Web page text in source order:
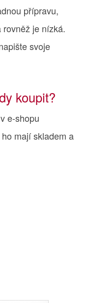
přípravu,
rovněž je nízká.
svoje
koupit?
e-shopu
mají skladem a